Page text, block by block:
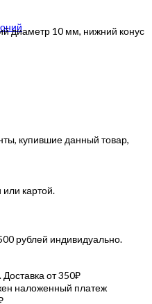
диаметр 10 мм, нижний конус
купившие данный товар,
картой.
рублей индивидуально.
от 350₽
наложенный платеж